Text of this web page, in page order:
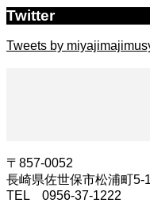
Twitter
Tweets by
〒857-0052
長崎県佐世保市松浦町5-
TEL 0956-37-1222